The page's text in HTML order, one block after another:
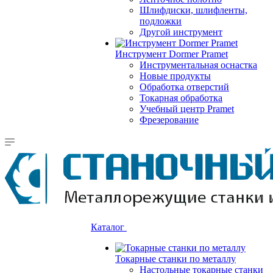
Шлифдиски, шлифленты,
подложки
Другой инструмент
Инструмент Dormer Pramet
Инструментальная оснастка
Новые продукты
Обработка отверстий
Токарная обработка
Учебный центр Pramet
Фрезерование
Каталог
Токарные станки по металлу
Настольные токарные станки